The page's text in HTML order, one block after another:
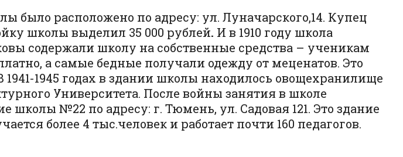
расположено по адресу: ул. Луначарского,14. Купец
школы выделил 35 000 рублей. И в 1910 году школа
содержали школу на собственные средства – ученикам
а самые бедные получали одежду от меценатов. Это
1945 годах в здании школы находилось овощехранилище
Университета. После войны занятия в школе
школы №22 по адресу: г. Тюмень, ул. Садовая 121. Это здание
более 4 тыс.человек и работает почти 160 педагогов.